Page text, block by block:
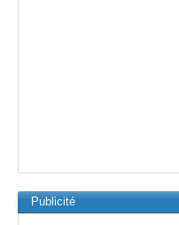
Publicité